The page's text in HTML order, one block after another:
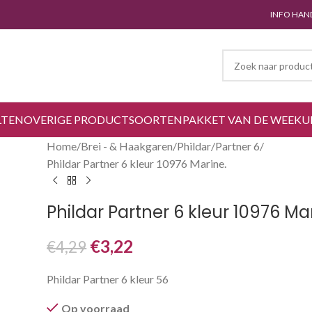
INFO
OVERIGE PRODUCTSOORTENPAKKET VAN DE WEEK
Home Brei - & Haakgaren Phildar Partner 6
Phildar Partner 6 kleur 10976 Marine.
Phildar Partner 6 kleur 10976
€4,29 €3,22
Phildar Partner 6 kleur 56
Op voorraad